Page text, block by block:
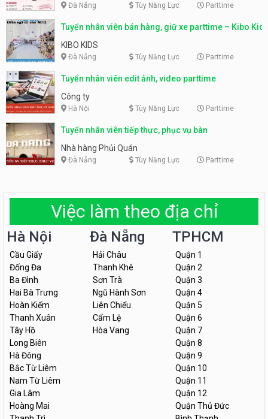
Đà Nẵng Tùy Năng Lực Parttime
Tuyển nhân viên bán hàng, giữ xe parttime – Kibo Kid
KIBO KIDS
Đà Nẵng Tùy Năng Lực Parttime
Tuyển nhân viên edit ảnh, video parttime
Công ty
Hà Nội Tùy Năng Lực Parttime
Tuyển nhân viên tiếp thực, phục vụ bàn
Nhà hàng Phủi Quán
Đà Nẵng Tùy Năng Lực Parttime
Việc làm theo địa chỉ
Hà Nội
Cầu Giấy
Đống Đa
Ba Đình
Hai Bà Trưng
Hoàn Kiếm
Thanh Xuân
Tây Hồ
Long Biên
Hà Đông
Bắc Từ Liêm
Nam Từ Liêm
Gia Lâm
Hoàng Mai
Đà Nẵng
Hải Châu
Thanh Khê
Sơn Trà
Ngũ Hành Sơn
Liên Chiểu
Cẩm Lệ
Hòa Vang
TPHCM
Quận 1
Quận 2
Quận 3
Quận 4
Quận 5
Quận 6
Quận 7
Quận 8
Quận 9
Quận 10
Quận 11
Quận 12
Quận Thủ Đức